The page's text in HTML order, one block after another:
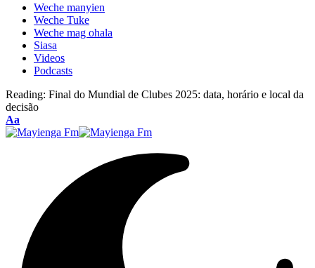
Weche manyien
Weche Tuke
Weche mag ohala
Siasa
Videos
Podcasts
Reading: Final do Mundial de Clubes 2025: data, horário e local da
decisão
Font
Resizer
Aa